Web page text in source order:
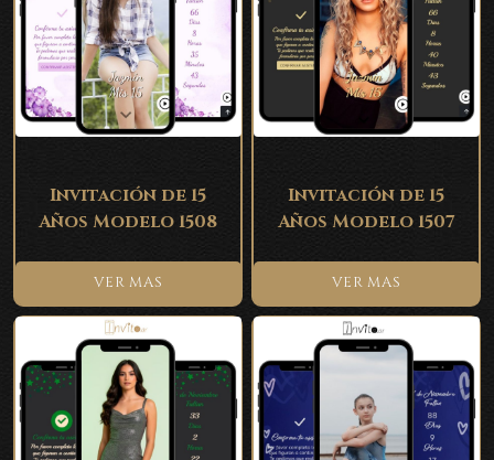
Invitación de 15
Años Modelo 1508
VER MAS
Invitación de 15
Años Modelo 1507
VER MAS